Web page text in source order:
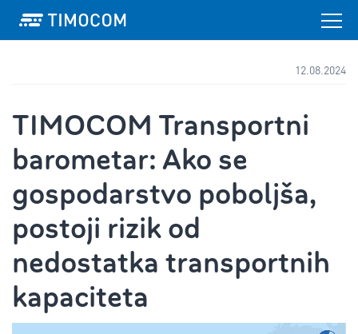
12.08.2024
TIMOCOM Transportni
barometar: Ako se
gospodarstvo poboljša,
postoji rizik od
nedostatka transportnih
kapaciteta